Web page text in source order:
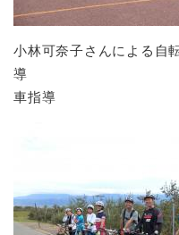
小林可奈子さんによる自
導 小林可奈
車指導